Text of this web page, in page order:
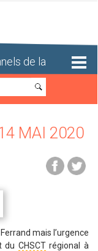
de la
Recherche
MAI 2020
mais l’urgence
du CHSCTrégional à